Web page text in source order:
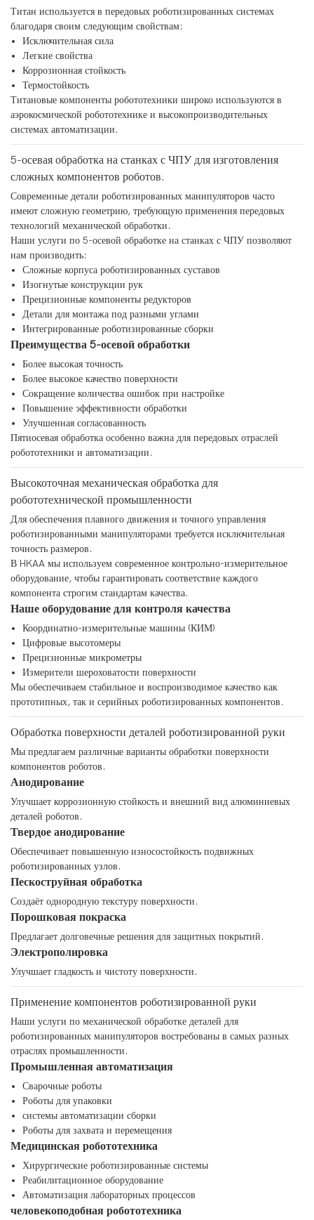
Титан используется в передовых роботизированных системах
благодаря своим следующим свойствам:
Исключительная сила
Легкие свойства
Коррозионная стойкость
Термостойкость
Титановые компоненты робототехники широко используются в
аэрокосмической робототехнике и высокопроизводительных
системах автоматизации.
5-осевая обработка на станках с ЧПУ для изготовления
сложных компонентов роботов.
Современные детали роботизированных манипуляторов часто
имеют сложную геометрию, требующую применения передовых
технологий механической обработки.
Наши услуги по 5-осевой обработке на станках с ЧПУ позволяют
нам производить:
Сложные корпуса роботизированных суставов
Изогнутые конструкции рук
Прецизионные компоненты редукторов
Детали для монтажа под разными углами
Интегрированные роботизированные сборки
Преимущества 5-осевой обработки
Более высокая точность
Более высокое качество поверхности
Сокращение количества ошибок при настройке
Повышение эффективности обработки
Улучшенная согласованность
Пятиосевая обработка особенно важна для передовых отраслей
робототехники и автоматизации.
Высокоточная механическая обработка для
робототехнической промышленности
Для обеспечения плавного движения и точного управления
роботизированными манипуляторами требуется исключительная
точность размеров.
В HKAA мы используем современное контрольно-измерительное
оборудование, чтобы гарантировать соответствие каждого
компонента строгим стандартам качества.
Наше оборудование для контроля качества
Координатно-измерительные машины (КИМ)
Цифровые высотомеры
Прецизионные микрометры
Измерители шероховатости поверхности
Мы обеспечиваем стабильное и воспроизводимое качество как
прототипных, так и серийных роботизированных компонентов.
Обработка поверхности деталей роботизированной руки
Мы предлагаем различные варианты обработки поверхности
компонентов роботов.
Анодирование
Улучшает коррозионную стойкость и внешний вид алюминиевых
деталей роботов.
Твердое анодирование
Обеспечивает повышенную износостойкость подвижных
роботизированных узлов.
Пескоструйная обработка
Создаёт однородную текстуру поверхности.
Порошковая покраска
Предлагает долговечные решения для защитных покрытий.
Электрополировка
Улучшает гладкость и чистоту поверхности.
Применение компонентов роботизированной руки
Наши услуги по механической обработке деталей для
роботизированных манипуляторов востребованы в самых разных
отраслях промышленности.
Промышленная автоматизация
Сварочные роботы
Роботы для упаковки
системы автоматизации сборки
Роботы для захвата и перемещения
Медицинская робототехника
Хирургические роботизированные системы
Реабилитационное оборудование
Автоматизация лабораторных процессов
человекоподобная робототехника